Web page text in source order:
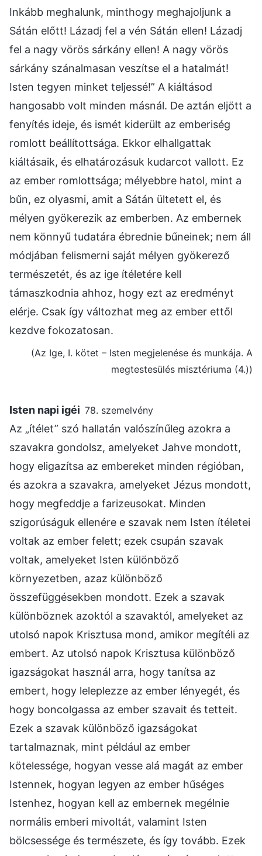
Inkább meghalunk, minthogy meghajoljunk a
Sátán előtt! Lázadj fel a vén Sátán ellen! Lázadj
fel a nagy vörös sárkány ellen! A nagy vörös
sárkány szánalmasan veszítse el a hatalmát!
Isten tegyen minket teljessé!” A kiáltásod
hangosabb volt minden másnál. De aztán eljött a
fenyítés ideje, és ismét kiderült az emberiség
romlott beállítottsága. Ekkor elhallgattak
kiáltásaik, és elhatározásuk kudarcot vallott. Ez
az ember romlottsága; mélyebbre hatol, mint a
bűn, ez olyasmi, amit a Sátán ültetett el, és
mélyen gyökerezik az emberben. Az embernek
nem könnyű tudatára ébrednie bűneinek; nem áll
módjában felismerni saját mélyen gyökerező
természetét, és az ige ítéletére kell
támaszkodnia ahhoz, hogy ezt az eredményt
elérje. Csak így változhat meg az ember ettől
kezdve fokozatosan.
(Az Ige, I. kötet – Isten megjelenése és munkája. A
megtestesülés misztériuma (4.))
Isten napi igéi 78. szemelvény
Az „ítélet” szó hallatán valószínűleg azokra a
szavakra gondolsz, amelyeket Jahve mondott,
hogy eligazítsa az embereket minden régióban,
és azokra a szavakra, amelyeket Jézus mondott,
hogy megfeddje a farizeusokat. Minden
szigorúságuk ellenére e szavak nem Isten ítéletei
voltak az ember felett; ezek csupán szavak
voltak, amelyeket Isten különböző
környezetben, azaz különböző
összefüggésekben mondott. Ezek a szavak
különböznek azoktól a szavaktól, amelyeket az
utolsó napok Krisztusa mond, amikor megítéli az
embert. Az utolsó napok Krisztusa különböző
igazságokat használ arra, hogy tanítsa az
embert, hogy leleplezze az ember lényegét, és
hogy boncolgassa az ember szavait és tetteit.
Ezek a szavak különböző igazságokat
tartalmaznak, mint például az ember
kötelessége, hogyan vesse alá magát az ember
Istennek, hogyan legyen az ember hűséges
Istenhez, hogyan kell az embernek megélnie
normális emberi mivoltát, valamint Isten
bölcsessége és természete, és így tovább. Ezek